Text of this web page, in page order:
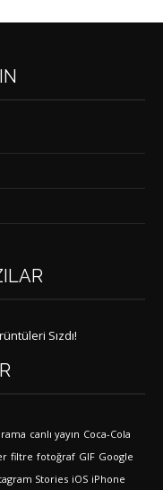
Sızdı!
canlı yayın Coca-Cola
filtre fotoğraf GIF Google
Stories iOS iPhone